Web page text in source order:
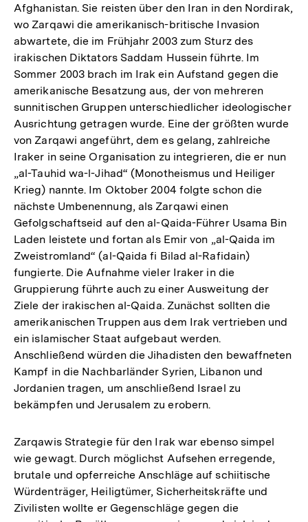
Afghanistan. Sie reisten über den Iran in den Nordirak,
wo Zarqawi die amerikanisch-britische Invasion
abwartete, die im Frühjahr 2003 zum Sturz des
irakischen Diktators Saddam Hussein führte. Im
Sommer 2003 brach im Irak ein Aufstand gegen die
amerikanische Besatzung aus, der von mehreren
sunnitischen Gruppen unterschiedlicher ideologischer
Ausrichtung getragen wurde. Eine der größten wurde
von Zarqawi angeführt, dem es gelang, zahlreiche
Iraker in seine Organisation zu integrieren, die er nun
„al-Tauhid wa-l-Jihad“ (Monotheismus und Heiliger
Krieg) nannte. Im Oktober 2004 folgte schon die
nächste Umbenennung, als Zarqawi einen
Gefolgschaftseid auf den al-Qaida-Führer Usama Bin
Laden leistete und fortan als Emir von „al-Qaida im
Zweistromland“ (al-Qaida fi Bilad al-Rafidain)
fungierte. Die Aufnahme vieler Iraker in die
Gruppierung führte auch zu einer Ausweitung der
Ziele der irakischen al-Qaida. Zunächst sollten die
amerikanischen Truppen aus dem Irak vertrieben und
ein islamischer Staat aufgebaut werden.
Anschließend würden die Jihadisten den bewaffneten
Kampf in die Nachbarländer Syrien, Libanon und
Jordanien tragen, um anschließend Israel zu
bekämpfen und Jerusalem zu erobern.
Zarqawis Strategie für den Irak war ebenso simpel
wie gewagt. Durch möglichst Aufsehen erregende,
brutale und opferreiche Anschläge auf schiitische
Würdenträger, Heiligtümer, Sicherheitskräfte und
Zivilisten wollte er Gegenschläge gegen die